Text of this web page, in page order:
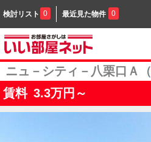
検討リスト 0 最近見た物件 0
ニュ－シティ－八栗口Ａ（
賃料 3.3万円～